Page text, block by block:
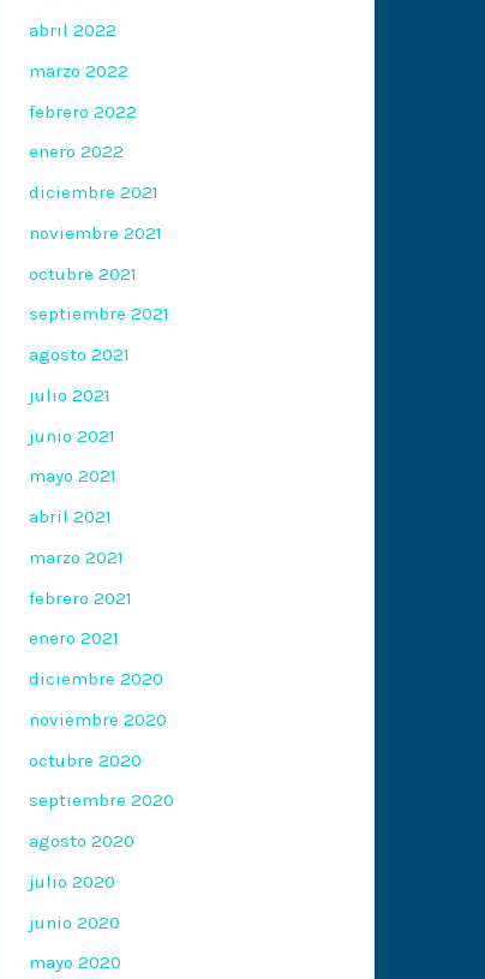
abril 2022
marzo 2022
febrero 2022
enero 2022
diciembre 2021
noviembre 2021
octubre 2021
septiembre 2021
agosto 2021
julio 2021
junio 2021
mayo 2021
abril 2021
marzo 2021
febrero 2021
enero 2021
diciembre 2020
noviembre 2020
octubre 2020
septiembre 2020
agosto 2020
julio 2020
junio 2020
mayo 2020